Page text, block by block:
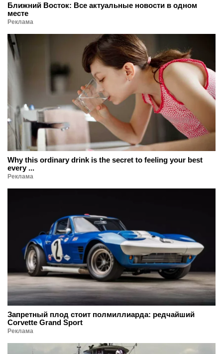
Ближний Восток: Все актуальные новости в одном
месте
Реклама
Why this ordinary drink is the secret to feeling your best
every ...
Реклама
Запретный плод стоит полмиллиарда: редчайший
Corvette Grand Sport
Реклама